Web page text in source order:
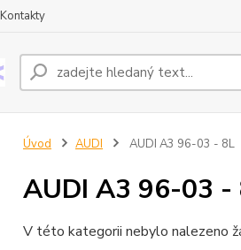
Kontakty
Úvod AUDI AUDI A3 96-03 - 8L
AUDI A3 96-03 -
V této kategorii nebylo nalezeno